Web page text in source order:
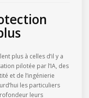
plus à celles d’il y a
pilotée par l’IA, des
et de l’ingénierie
les particuliers
leurs